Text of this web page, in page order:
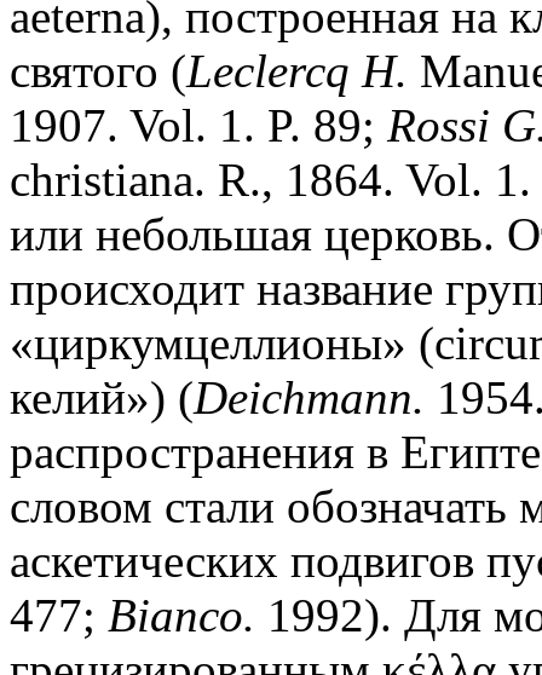
aeterna), построенная на
святого (Leclercq H.
1907. Vol. 1. P. 89; Rossi
christiana. R., 1864. Vol.
или небольшая церковь.
происходит название
«циркумцеллионы»
келий») (Deichmann.
распространения в
словом стали обозначать
аскетических подвигов
477; Bianco. 1992). Для